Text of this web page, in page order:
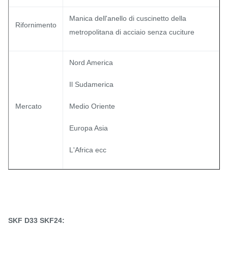
Rifornimento
Manica dell'anello di cuscinetto della
metropolitana di acciaio senza cuciture
Mercato
Nord America
Il Sudamerica
Medio Oriente
Europa Asia
L'Africa ecc
SKF D33 SKF24: